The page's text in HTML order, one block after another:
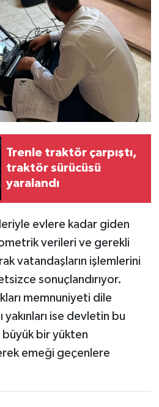
Trenle traktör çarpıştı,
traktör sürücüsü
yaralandı
evlere kadar giden
verileri ve gerekli
vatandaşların işlemlerini
sonuçlandırıyor.
memnuniyeti dile
ise devletin bu
bir yükten
emeği geçenlere